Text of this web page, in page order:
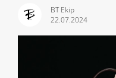
BT Ekip
22.07.2024